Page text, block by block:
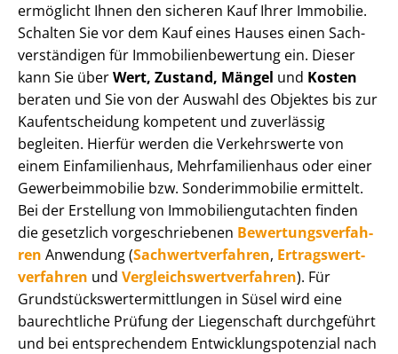
ermöglicht Ihnen den sicheren Kauf Ihrer Immobilie.
Schalten Sie vor dem Kauf eines Hauses einen Sach­
ver­stän­di­gen für Im­mo­bi­li­en­be­wer­tung ein. Dieser
kann Sie überWert, Zustand, Mängel und Kosten
beraten und Sie von der Auswahl des Objektes bis zur
Kauf­ent­schei­dung kompetent und zuverlässig
begleiten. Hierfür werden die Verkehrswerte von
einem Einfamilienhaus, Mehr­fa­mi­li­en­haus oder einer
Ge­wer­be­im­mo­bi­lie bzw. Sonderimmobilie ermittelt.
Bei der Erstellung von Im­mo­bi­li­en­gut­ach­ten finden
die gesetzlich vor­ge­schrie­be­nen Be­wer­tungs­ver­fah­
ren Anwendung (Sach­wert­ver­fah­ren, Er­trags­wert­
ver­fah­ren und Ver­gleichs­wert­ver­fah­ren). Für
Grund­stücks­wert­ermitt­lun­gen in Süsel wird eine
baurechtliche Prüfung der Liegenschaft durchgeführt
und bei entsprechendem Ent­wick­lungs­po­ten­zi­al nach